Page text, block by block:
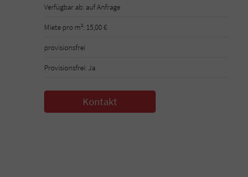
Verfügbar ab: auf Anfrage
Miete pro m²: 15,00 €
provisionsfrei
Provisionsfrei: Ja
Kontakt